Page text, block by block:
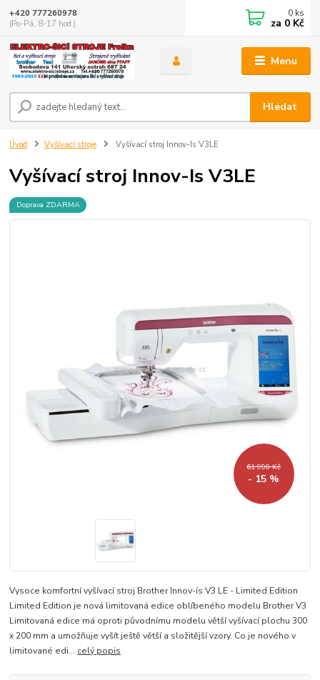
Menu
Hledat
+420 777260978
(Po-Pá, 8-17 hod.)
0 ks
za 0 Kč
Úvod Vyšívací stroje Vyšívací stroj Innov-Is V3LE
Vyšívací stroj Innov-Is V3LE
Doprava ZDARMA
61 990 Kč
- 15 %
Vysoce komfortní vyšívací stroj Brother Innov-ís V3 LE - Limited Edition
Limited Edition je nová limitovaná edice oblíbeného modelu Brother V3
Limitovaná edice má oproti původnímu modelu větší vyšívací plochu 300
x 200 mm a umožňuje vyšít ještě větší a složitější vzory. Co je nového v
limitované edi... celý popis